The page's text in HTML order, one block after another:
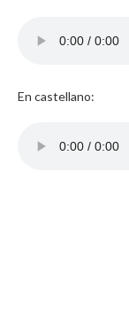
En castellano: